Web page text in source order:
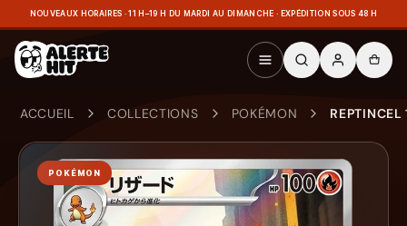
NOUVEAUX HORAIRES · 11 H–19 H DU MARDI AU DIMANCHE · EXPÉDITION SOUS 48 H
ACCUEIL COLLECTIONS POKÉMON
POKÉMON